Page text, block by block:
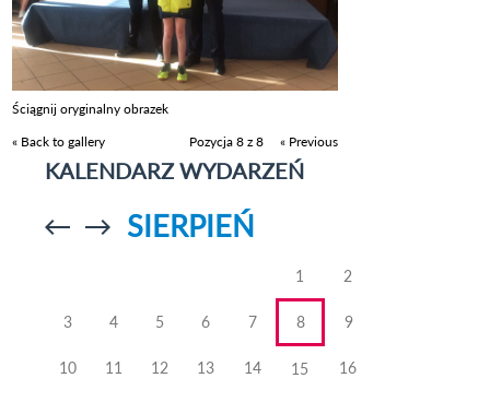
Ściągnij oryginalny obrazek
« Back to gallery
Pozycja 8 z 8 « Previous
KALENDARZ WYDARZEŃ
Przejdź doPrzejdź do
SIERPIEŃ
1 2
3 4 5 6 7 8 9
10 11 12 13 14 15 16